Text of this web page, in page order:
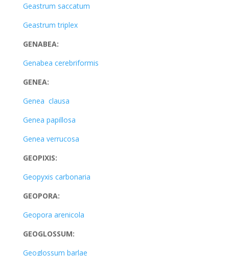
Geastrum saccatum
Geastrum triplex
GENABEA:
Genabea cerebriformis
GENEA:
Genea clausa
Genea papillosa
Genea verrucosa
GEOPIXIS:
Geopyxis carbonaria
GEOPORA:
Geopora arenicola
GEOGLOSSUM:
Geoglossum barlae